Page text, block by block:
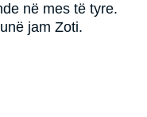
në mes të tyre.
jam Zoti.